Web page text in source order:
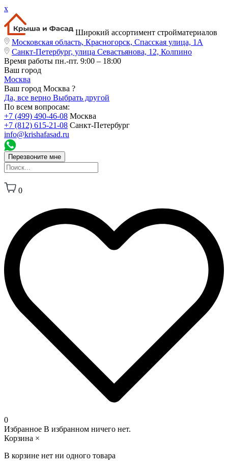
x
Широкий ассортимент стройматериалов
Московская область, Красногорск, Спасская улица, 1А
Санкт-Петербург, улица Севастьянова, 12, Колпино
Время работы пн.-пт. 9:00 – 18:00
Ваш город
Москва
Ваш город Москва ?
Да, все верно Выбрать другой
По всем вопросам:
+7 (499) 490-46-08 Москва
+7 (812) 615-21-08 Санкт-Петербург
info@krishafasad.ru
Перезвоните мне
0
0
Избранное В избранном ничего нет.
Корзина ×
В корзине нет ни одного товара